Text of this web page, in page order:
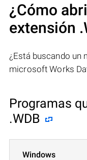
¿Cómo
extensión
¿Está buscando un
microsoft Works
Programas
.WDB
Windows